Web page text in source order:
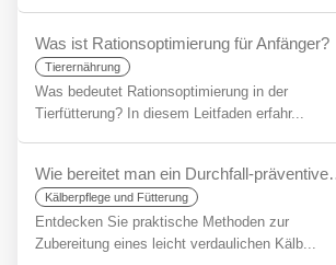
Was ist Rationsoptimierung für Anfänger?
Tierernährung
Was bedeutet Rationsoptimierung in der
Tierfütterung? In diesem Leitfaden erfahr...
Wie bereitet man ein
Kälberpflege und Fütterung
Entdecken Sie praktische Methoden zur
Zubereitung eines leicht verdaulichen Kälb...